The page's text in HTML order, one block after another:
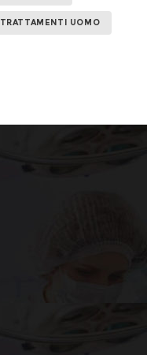
TRATTAMENTI UOMO